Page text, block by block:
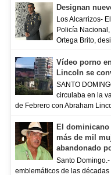
Designan
Los Alcarrizos-
Policía
Ortega Brito,
Vídeo porno
Lincoln se
SANTO
circulaba en la
de Febrero con Abraham
El
más de mil
abandonado
Santo
emblemáticos de las décadas